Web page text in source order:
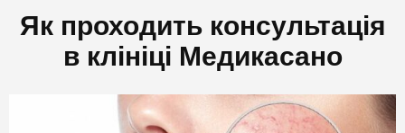
Як проходить консультація
в клініці Медикасано